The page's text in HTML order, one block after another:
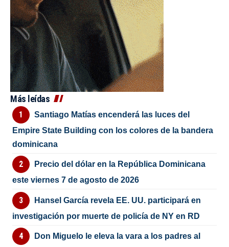
Más leídas
Santiago Matías encenderá las luces del
Empire State Building con los colores de la bandera
dominicana
Precio del dólar en la República Dominicana
este viernes 7 de agosto de 2026
Hansel García revela EE. UU. participará en
investigación por muerte de policía de NY en RD
Don Miguelo le eleva la vara a los padres al